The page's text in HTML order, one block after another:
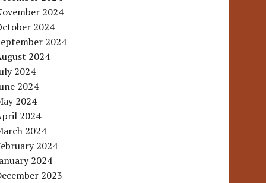
2024
2024
2024
2024
2024
2024
2024
2024
2024
2024
2024
2023